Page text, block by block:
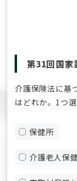
第31回国家
介護保険法に基
はどれか。1つ選
保健所
介護老人保